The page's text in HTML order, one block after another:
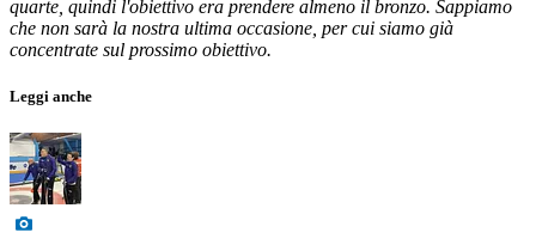
quarte, quindi l'obiettivo era prendere almeno il bronzo. Sappiamo
che non sarà la nostra ultima occasione, per cui siamo già
concentrate sul prossimo obiettivo.
Leggi anche